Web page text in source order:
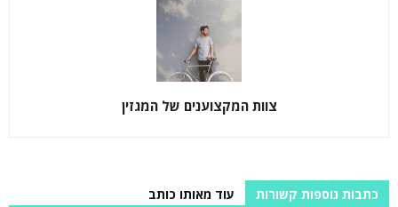
צוות המקצוענים של המגזין
כתבות נוספות קשורות עוד מאותו כותב